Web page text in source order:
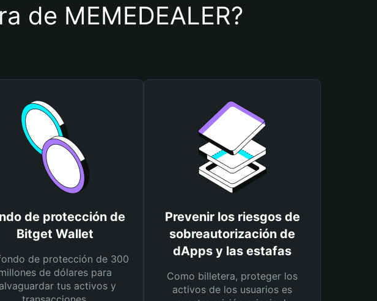
de MEMEDEALER?
de protección de
Bitget Wallet
de protección de 300
de dólares para
tus activos y
Prevenir los riesgos de
sobreautorización de
dApps y las estafas
Como billetera, proteger los
activos de los usuarios es